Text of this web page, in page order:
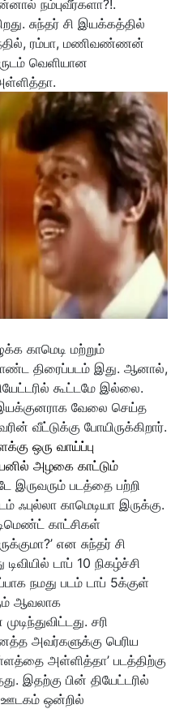
நம்புவீர்களா?!.
சுந்தர் சி இயக்கத்தில்
ரம்பா, மணிவண்ணன்
வெளியான
காமெடி மற்றும்
திரைப்படம் இது. ஆனால்,
கூட்டமே இல்லை.
வேலை செய்த
வீட்டுக்கு போயிருக்கிறார்.
ஒரு வாய்ப்பு
அழகை காட்டும்
இருவரும் படத்தை பற்றி
ஃபுல்லா காமெடியா இருக்கு.
காட்சிகள்
என சுந்தர் சி
டாப் 10 நிகழ்ச்சி
நமது படம் டாப் 5க்குள்
ஆவலாக
சரி
அவர்களுக்கு பெரிய
அள்ளித்தா’ படத்திற்கு
இதற்கு பின் தியேட்டரில்
ஊடகம் ஒன்றில்